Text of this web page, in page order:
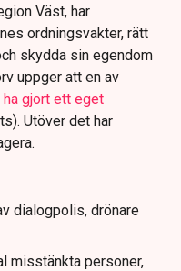
Väst, har
ordningsvakter, rätt
skydda sin egendom
uppger att en av
ha gjort ett eget
Utöver det har
dialogpolis, drönare
misstänkta personer,